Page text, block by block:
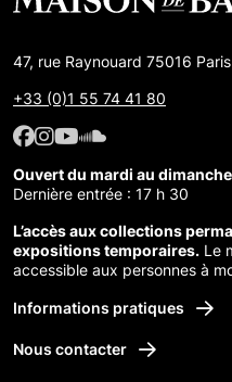
47, rue Raynouard 75016 Paris
+33 (0)1 55 74 41 80
Facebook : Maison
Facebook :
Youtube :
Ouvert du mardi au dimanche
Dernière entrée : 17 h 30
L’accès aux collections
expositions temporaires. Le
accessible aux personnes à
Informations pratiques
Nous contacter